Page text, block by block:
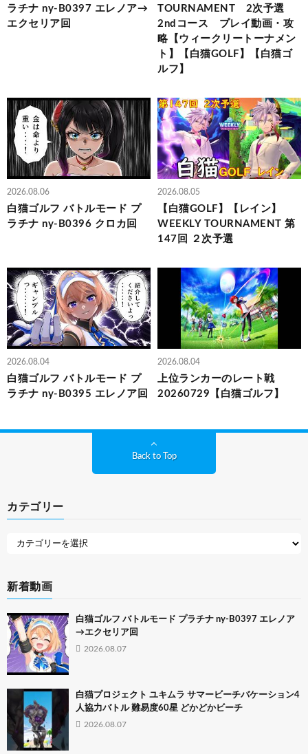
ラチナ ny-B0397 エレノア→
エクセリア回
TOURNAMENT 2次予選
2ndコース プレイ動画・攻
略【ウィークリートーナメン
ト】【白猫GOLF】【白猫ゴ
ルフ】
2026.08.06
白猫ゴルフ バトルモード プ
ラチナ ny-B0396 クロカ回
2026.08.05
【白猫GOLF】【レイン】
WEEKLY TOURNAMENT 第
147回 ２次予選
2026.08.04
白猫ゴルフ バトルモード プ
ラチナ ny-B0395 エレノア回
2026.08.04
上位ランカーのレート戦
20260729【白猫ゴルフ】
Back to Top
カテゴリー
新着動画
白猫ゴルフ バトルモード プラチナ ny-B0397 エレノア
→エクセリア回
2026.08.07
白猫プロジェクト ユキムラ サマービーチバケーション4
人協力バトル 難易度60星 どかどかビーチ
2026.08.07